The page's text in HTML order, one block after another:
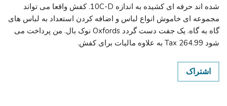
شده اند حرفه ای کشیده به اندازه 10C-D. کفش واقعا می تواند
مجموعه ای خاموش انواع لباس و اضافه کردن استعداد به لباس های
گاه به گاه. یک جفت دست گردد Oxfords نوک بال. من پرداخت می
شود Tax 264.99 به علاوه مالیات برای کفش.
اشتراک